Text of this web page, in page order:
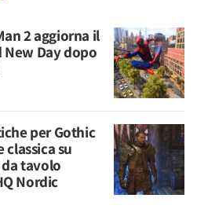
2 aggiorna il
Day dopo
per Gothic
classica su
tavolo
Nordic